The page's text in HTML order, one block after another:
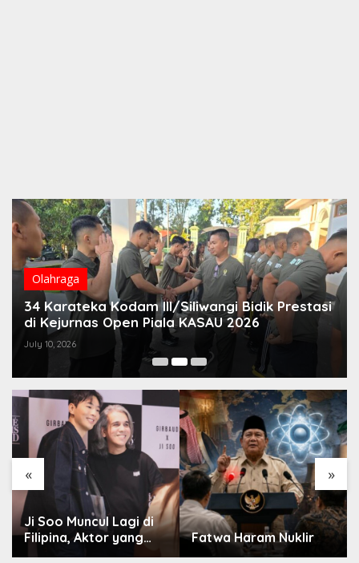
Olahraga
34 Karateka Kodam III/Siliwangi Bidik Prestasi
di Kejurnas Open Piala KASAU 2026
July 10, 2026
« »
Ji Soo Muncul Lagi di
Filipina, Aktor yang
Hilang dari Korea Kini
Fatwa Haram Nuklir